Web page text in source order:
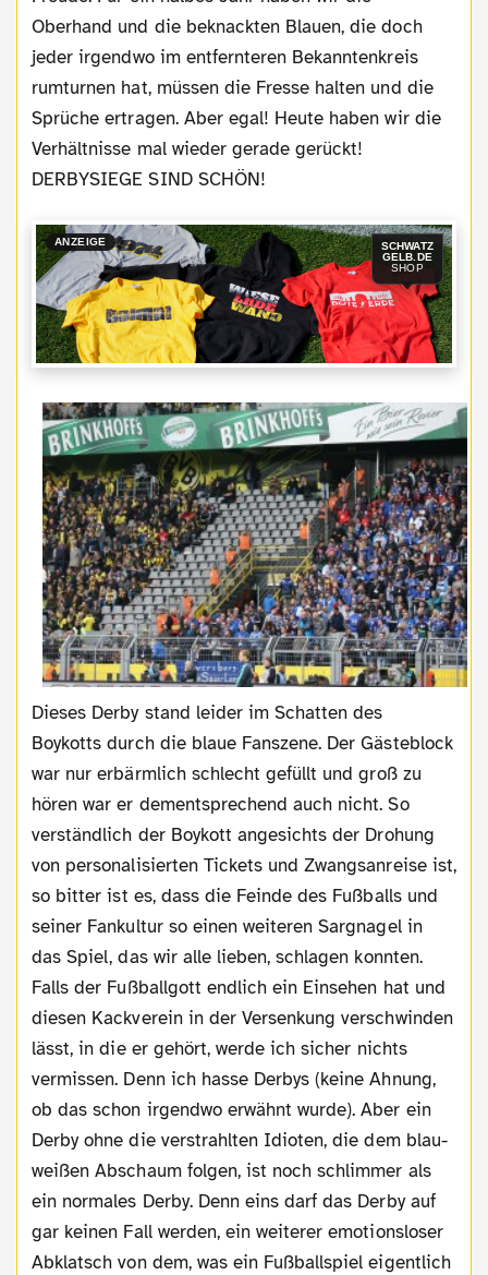
Oberhand und die beknackten Blauen, die doch
jeder irgendwo im entfernteren Bekanntenkreis
rumturnen hat, müssen die Fresse halten und die
Sprüche ertragen. Aber egal! Heute haben wir die
Verhältnisse mal wieder gerade gerückt!
DERBYSIEGE SIND SCHÖN!
ANZEIGE
SCHWATZ
GELB.DE
SHOP
Dieses Derby stand leider im Schatten des
Boykotts durch die blaue Fanszene. Der Gästeblock
war nur erbärmlich schlecht gefüllt und groß zu
hören war er dementsprechend auch nicht. So
verständlich der Boykott angesichts der Drohung
von personalisierten Tickets und Zwangsanreise ist,
so bitter ist es, dass die Feinde des Fußballs und
seiner Fankultur so einen weiteren Sargnagel in
das Spiel, das wir alle lieben, schlagen konnten.
Falls der Fußballgott endlich ein Einsehen hat und
diesen Kackverein in der Versenkung verschwinden
lässt, in die er gehört, werde ich sicher nichts
vermissen. Denn ich hasse Derbys (keine Ahnung,
ob das schon irgendwo erwähnt wurde). Aber ein
Derby ohne die verstrahlten Idioten, die dem blau-
weißen Abschaum folgen, ist noch schlimmer als
ein normales Derby. Denn eins darf das Derby auf
gar keinen Fall werden, ein weiterer emotionsloser
Abklatsch von dem, was ein Fußballspiel eigentlich